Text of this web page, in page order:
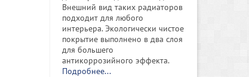
Внешний вид таких радиаторов
подходит для любого
интерьера. Экологически чистое
покрытие выполнено в два слоя
для большего
антикоррозийного эффекта.
Подробнее...